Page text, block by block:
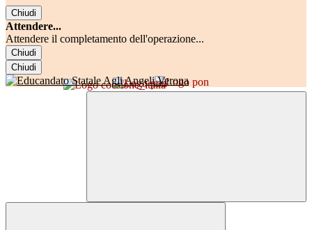
Chiudi
Attendere...
Attendere il completamento dell'operazione...
Chiudi
Chiudi